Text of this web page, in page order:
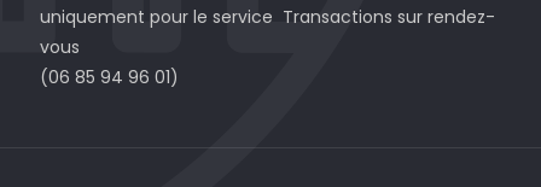
uniquement pour le service Transactions sur rendez-
vous
(06 85 94 96 01)